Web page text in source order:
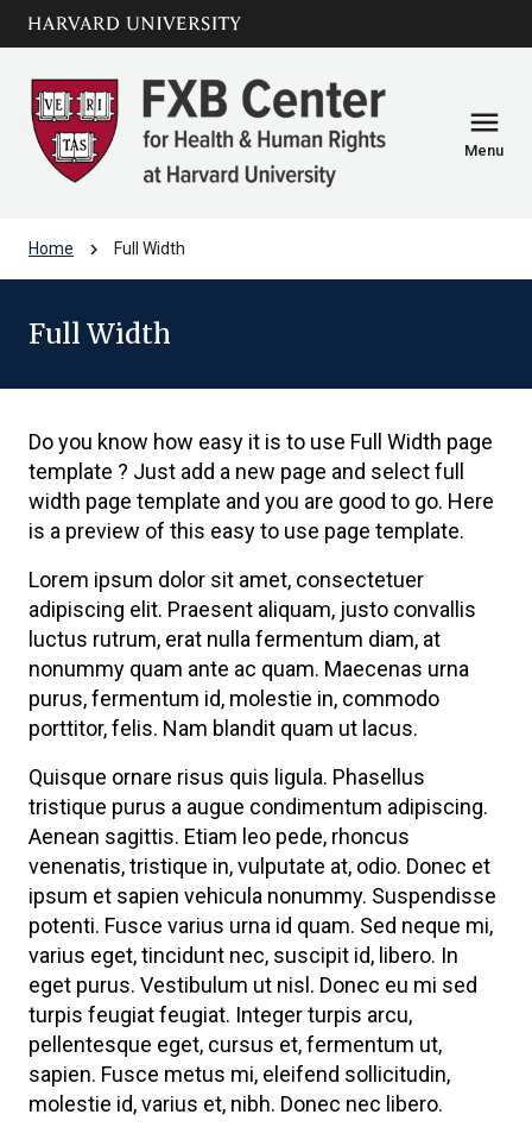
Skip to main
content
arrow_circle_down
menu
Menu
Home chevron_right Full Width
Full Width
Do you know how easy it is to use Full Width page
template ? Just add a new page and select full
width page template and you are good to go. Here
is a preview of this easy to use page template.
Lorem ipsum dolor sit amet, consectetuer
adipiscing elit. Praesent aliquam, justo convallis
luctus rutrum, erat nulla fermentum diam, at
nonummy quam ante ac quam. Maecenas urna
purus, fermentum id, molestie in, commodo
porttitor, felis. Nam blandit quam ut lacus.
Quisque ornare risus quis ligula. Phasellus
tristique purus a augue condimentum adipiscing.
Aenean sagittis. Etiam leo pede, rhoncus
venenatis, tristique in, vulputate at, odio. Donec et
ipsum et sapien vehicula nonummy. Suspendisse
potenti. Fusce varius urna id quam. Sed neque mi,
varius eget, tincidunt nec, suscipit id, libero. In
eget purus. Vestibulum ut nisl. Donec eu mi sed
turpis feugiat feugiat. Integer turpis arcu,
pellentesque eget, cursus et, fermentum ut,
sapien. Fusce metus mi, eleifend sollicitudin,
molestie id, varius et, nibh. Donec nec libero.